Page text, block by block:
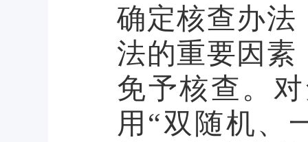
确定核查办法
法的重要因素
免予核查。
用 “双随机、